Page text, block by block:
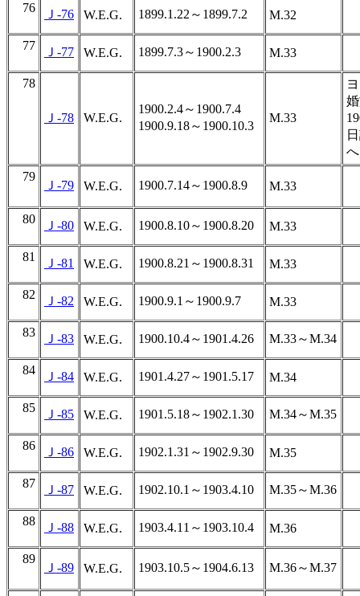
76 Ｊ-76 W.E.G. 1899.1.22～1899.7.2 M.32
77 Ｊ-77 W.E.G. 1899.7.3～1900.2.3 M.33
78
Ｊ-78 W.E.G.
1900.2.4～1900.7.4
1900.9.18～1900.10.3
M.33
79
Ｊ-79 W.E.G. 1900.7.14～1900.8.9 M.33
80 Ｊ-80 W.E.G. 1900.8.10～1900.8.20 M.33
81 Ｊ-81 W.E.G. 1900.8.21～1900.8.31 M.33
82 Ｊ-82 W.E.G. 1900.9.1～1900.9.7 M.33
83 Ｊ-83 W.E.G. 1900.10.4～1901.4.26 M.33～M.34
84 Ｊ-84 W.E.G. 1901.4.27～1901.5.17 M.34
85 Ｊ-85 W.E.G. 1901.5.18～1902.1.30 M.34～M.35
86 Ｊ-86 W.E.G. 1902.1.31～1902.9.30 M.35
87 Ｊ-87 W.E.G. 1902.10.1～1903.4.10 M.35～M.36
88 Ｊ-88 W.E.G. 1903.4.11～1903.10.4 M.36
89
Ｊ-89 W.E.G. 1903.10.5～1904.6.13 M.36～M.37